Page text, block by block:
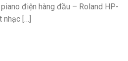
điện hàng đầu – Roland HP-
[…]